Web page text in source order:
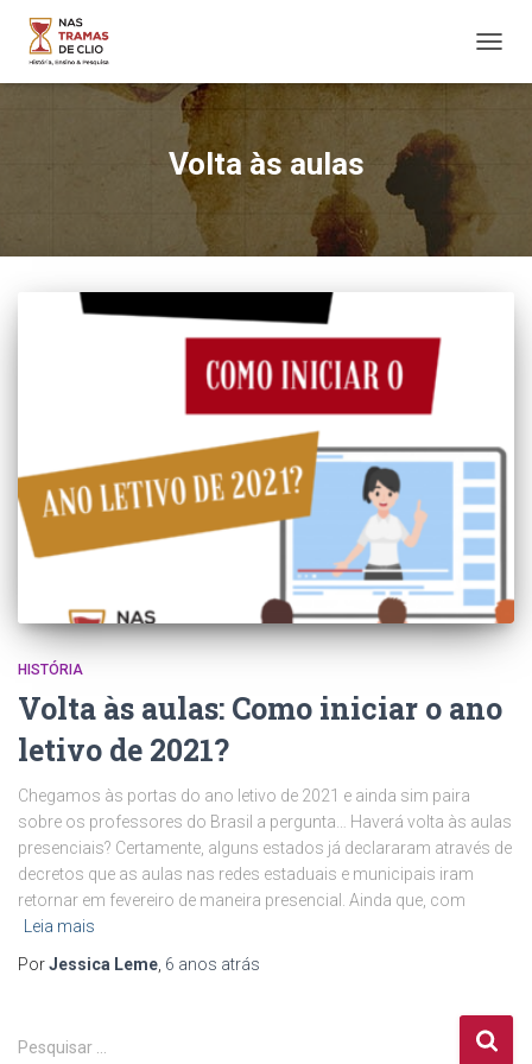
Volta às aulas
HISTÓRIA
Volta às aulas: Como iniciar o ano
letivo de 2021?
Chegamos às portas do ano letivo de 2021 e ainda sim paira
sobre os professores do Brasil a pergunta… Haverá volta às aulas
presenciais? Certamente, alguns estados já declararam através de
decretos que as aulas nas redes estaduais e municipais iram
retornar em fevereiro de maneira presencial. Ainda que, com
Leia mais
PorJessica Leme 6 anos atrás
P
Pesquisar …